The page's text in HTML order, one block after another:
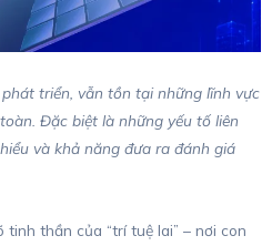
triển, vẫn tồn tại những lĩnh vực
Đặc biệt là những yếu tố liên
và khả năng đưa ra đánh giá
thần của “trí tuệ lai” – nơi con